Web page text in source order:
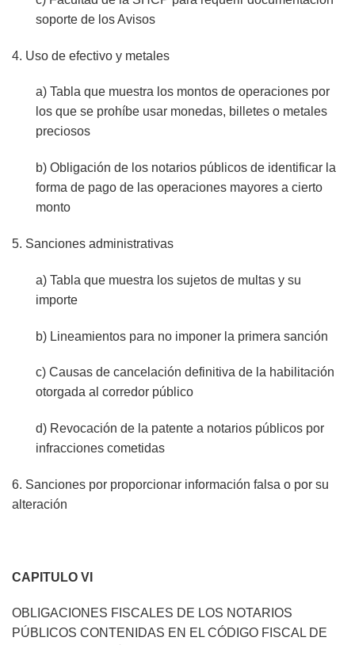
soporte de los Avisos
4. Uso de efectivo y metales
a) Tabla que muestra los montos de operaciones por
los que se prohíbe usar monedas, billetes o metales
preciosos
b) Obligación de los notarios públicos de identificar la
forma de pago de las operaciones mayores a cierto
monto
5. Sanciones administrativas
a) Tabla que muestra los sujetos de multas y su
importe
b) Lineamientos para no imponer la primera sanción
c) Causas de cancelación definitiva de la habilitación
otorgada al corredor público
d) Revocación de la patente a notarios públicos por
infracciones cometidas
6. Sanciones por proporcionar información falsa o por su
alteración
CAPITULO VI
OBLIGACIONES FISCALES DE LOS NOTARIOS
PÚBLICOS CONTENIDAS EN EL CÓDIGO FISCAL DE